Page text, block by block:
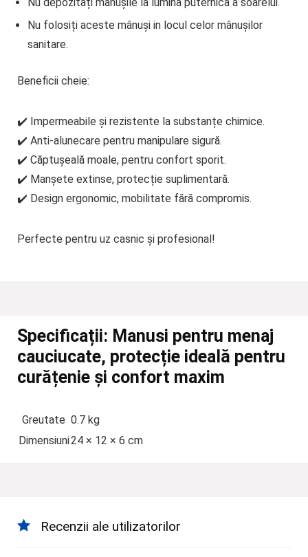
Nu folosiți aceste mânuși in locul celor mânușilor
sanitare.
Beneficii cheie:
✔️ Impermeabile și rezistente la substanțe chimice.
✔️ Anti-alunecare pentru manipulare sigură.
✔️ Căptușeală moale, pentru confort sporit.
✔️ Manșete extinse, protecție suplimentară.
✔️ Design ergonomic, mobilitate fără compromis.
Perfecte pentru uz casnic și profesional!
Specificații: Manusi pentru menaj
cauciucate, protecție ideală pentru
curățenie și confort maxim
Greutate 0.7 kg
Dimensiuni24 × 12 × 6 cm
Recenzii ale utilizatorilor